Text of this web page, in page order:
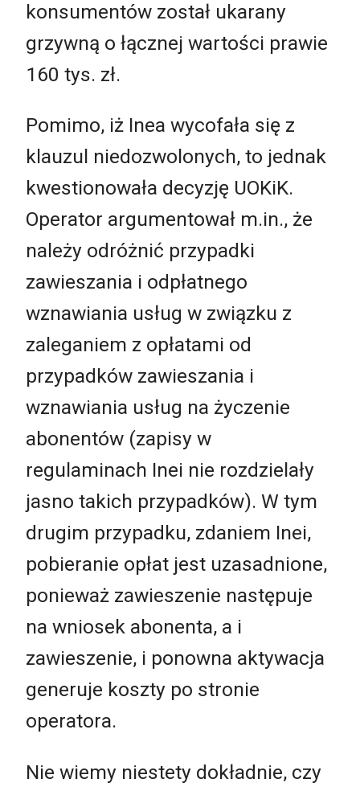
konsumentów został ukarany
grzywną o łącznej wartości prawie
160 tys. zł.
Pomimo, iż Inea wycofała się z
klauzul niedozwolonych, to jednak
kwestionowała decyzję UOKiK.
Operator argumentował m.in., że
należy odróżnić przypadki
zawieszania i odpłatnego
wznawiania usług w związku z
zaleganiem z opłatami od
przypadków zawieszania i
wznawiania usług na życzenie
abonentów (zapisy w
regulaminach Inei nie rozdzielały
jasno takich przypadków). W tym
drugim przypadku, zdaniem Inei,
pobieranie opłat jest uzasadnione,
ponieważ zawieszenie następuje
na wniosek abonenta, a i
zawieszenie, i ponowna aktywacja
generuje koszty po stronie
operatora.
Nie wiemy niestety dokładnie, czy